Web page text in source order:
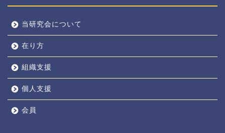
当研究会について
在り方
組織支援
個人支援
会員